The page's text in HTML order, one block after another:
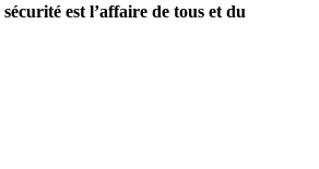
sécurité est l’affaire de tous et du